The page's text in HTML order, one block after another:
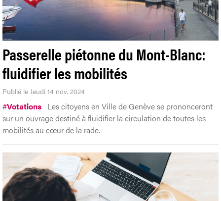
Passerelle piétonne du Mont-Blanc:
fluidifier les mobilités
Publié le Jeudi 14 nov. 2024
#Votations Les citoyens en Ville de Genève se prononceront
sur un ouvrage destiné à fluidifier la circulation de toutes les
mobilités au cœur de la rade.